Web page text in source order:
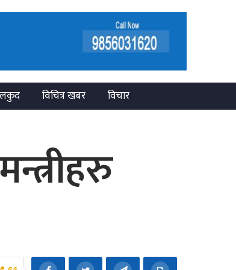
विचित्र खबर
विचार